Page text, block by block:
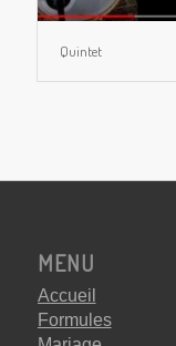
Quintet
MENU
Accueil
Formules